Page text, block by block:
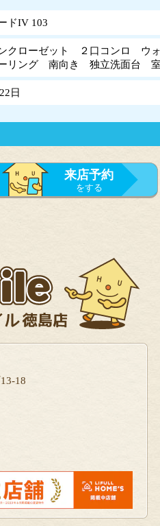
ドIV 103
クローゼット ２口コンロ
リング 南向き 独立洗面台
日
来店予約
をする
18